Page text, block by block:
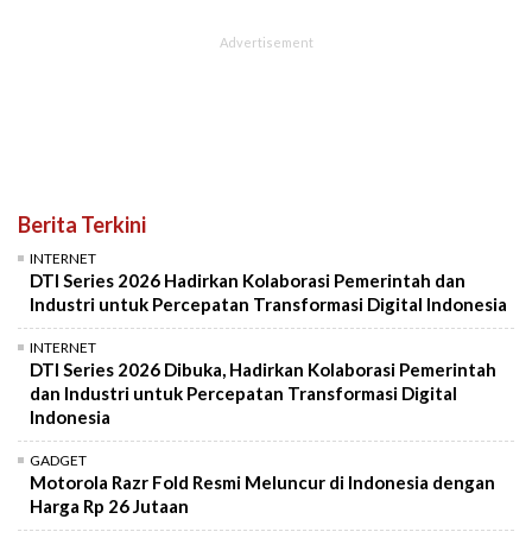
Berita Terkini
INTERNET
DTI Series 2026 Hadirkan Kolaborasi Pemerintah dan
Industri untuk Percepatan Transformasi Digital Indonesia
INTERNET
DTI Series 2026 Dibuka, Hadirkan Kolaborasi Pemerintah
dan Industri untuk Percepatan Transformasi Digital
Indonesia
GADGET
Motorola Razr Fold Resmi Meluncur di Indonesia dengan
Harga Rp 26 Jutaan